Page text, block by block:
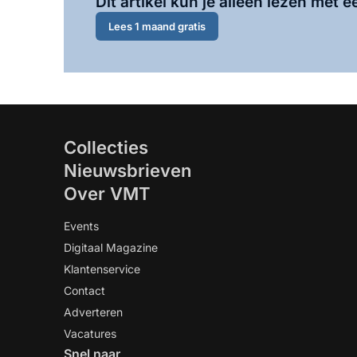
Lees 1 maand gratis
Collecties
Nieuwsbrieven
Over VMT
Events
Digitaal Magazine
Klantenservice
Contact
Adverteren
Vacatures
Snel naar